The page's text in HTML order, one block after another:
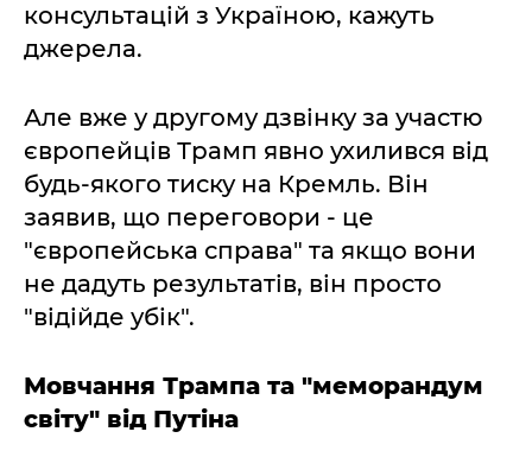
консультацій з Україною, кажуть
джерела.
Але вже у другому дзвінку за участю
європейців Трамп явно ухилився від
будь-якого тиску на Кремль. Він
заявив, що переговори - це
"європейська справа" та якщо вони
не дадуть результатів, він просто
"відійде убік".
Мовчання Трампа та "меморандум
світу" від Путіна